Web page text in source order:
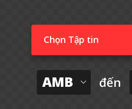
Chọn Tập tin
AMB đến